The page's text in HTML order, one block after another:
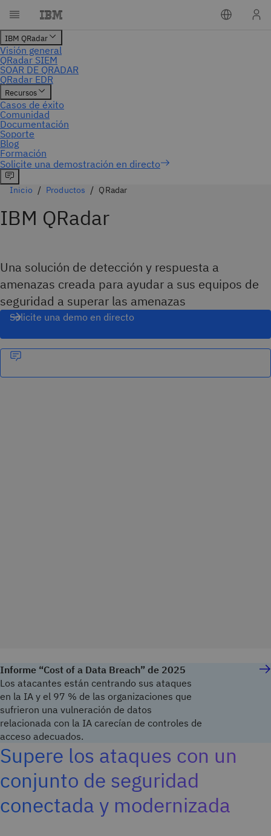
Inicio Productos QRadar
IBM QRadar
Una solución de detección y respuesta a
amenazas creada para ayudar a sus equipos de
seguridad a superar las amenazas
Solicite una demo en directo
Informe “Cost of a Data Breach” de 2025
Los atacantes están centrando sus ataques
en la IA y el 97 % de las organizaciones que
sufrieron una vulneración de datos
relacionada con la IA carecían de controles de
acceso adecuados.
Supere los ataques con un
conjunto de seguridad
conectada y modernizada